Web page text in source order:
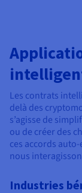
Les contrats
delà des
s’agisse de
ou de créer des
ces accords
nous
Industries